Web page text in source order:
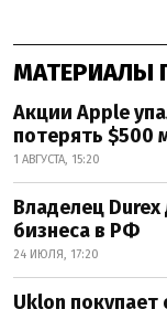
МАТЕРИАЛЫ
Акции Apple
потерять $500
1 АВГУСТА, 15:20
Владелец
бизнеса в РФ
24 ИЮЛЯ, 17:20
Uklon покупает